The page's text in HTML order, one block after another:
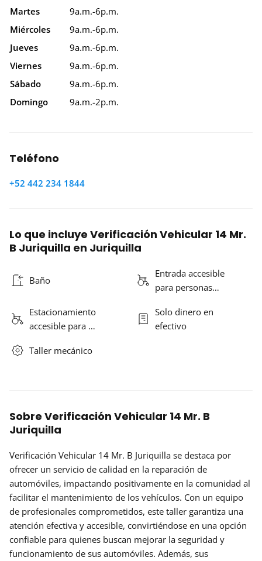
Martes
9a.m.-6p.m.
Miércoles
9a.m.-6p.m.
Jueves
9a.m.-6p.m.
Viernes
9a.m.-6p.m.
Sábado
9a.m.-6p.m.
Domingo
9a.m.-2p.m.
Teléfono
+52 442 234 1844
Lo que incluye Verificación Vehicular 14 Mr.
B Juriquilla en Juriquilla
Baño
Entrada accesible
para personas…
Estacionamiento
accesible para …
Solo dinero en
efectivo
Taller mecánico
Sobre Verificación Vehicular 14 Mr. B
Juriquilla
Verificación Vehicular 14 Mr. B Juriquilla se destaca por
ofrecer un servicio de calidad en la reparación de
automóviles, impactando positivamente en la comunidad al
facilitar el mantenimiento de los vehículos. Con un equipo
de profesionales comprometidos, este taller garantiza una
atención efectiva y accesible, convirtiéndose en una opción
confiable para quienes buscan mejorar la seguridad y
funcionamiento de sus automóviles. Además, sus